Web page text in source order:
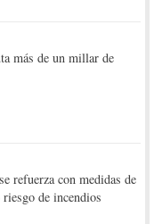
más de un millar de
refuerza con medidas de
de incendios